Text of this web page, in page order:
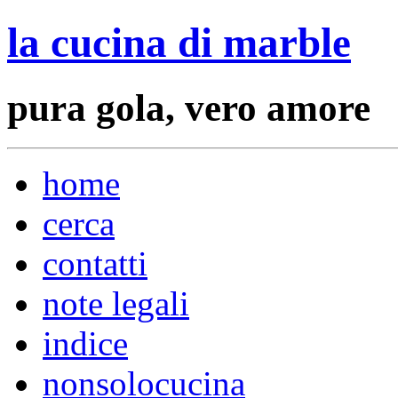
la cucina di marble
pura gola, vero amore
home
cerca
contatti
note legali
indice
nonsolocucina